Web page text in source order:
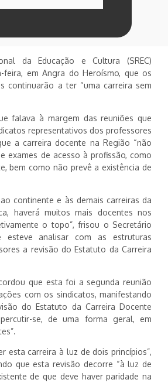
da Educação e Cultura (SREC)
feira, em Angra do Heroísmo, que os
continuarão a ter “uma carreira sem
falava à margem das reuniões que
representativos dos professores
a carreira docente na Região “não
exames de acesso à profissão, como
bem como não prevê a existência de
continente e às demais carreiras da
haverá muitos mais docentes nos
o topo”, frisou o Secretário
esteve analisar com as estruturas
a revisão do Estatuto da Carreira
que esta foi a segunda reunião
com os sindicatos, manifestando
do Estatuto da Carreira Docente
se, de uma forma geral, em
esta carreira à luz de dois princípios”,
que esta revisão decorre “à luz de
de que deve haver paridade na